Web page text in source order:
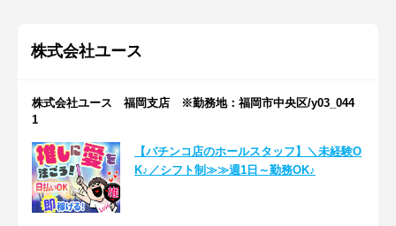
株式会社ユース
株式会社ユース 福岡支店 ※勤務地：福岡市中央区/y03_044
1
【パチンコ店のホールスタッフ】＼未経験O
K♪／シフト制≫≫週1日～勤務OK♪